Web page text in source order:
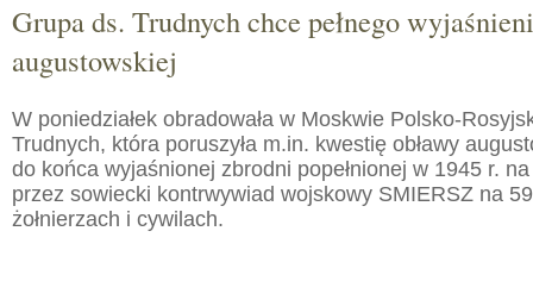
Grupa ds. Trudnych chce pełnego
augustowskiej
W poniedziałek obradowała w Moskwie Polsko-
Trudnych, która poruszyła m.in. kwestię obławy
do końca wyjaśnionej zbrodni popełnionej w 1945 r.
przez sowiecki kontrwywiad wojskowy SMIERSZ na
żołnierzach i cywilach.